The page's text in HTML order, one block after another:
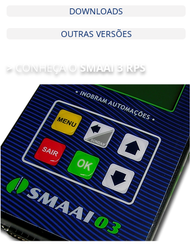
DOWNLOADS
OUTRAS VERSÕES
> CONHEÇA O SMAAI 3 RPS